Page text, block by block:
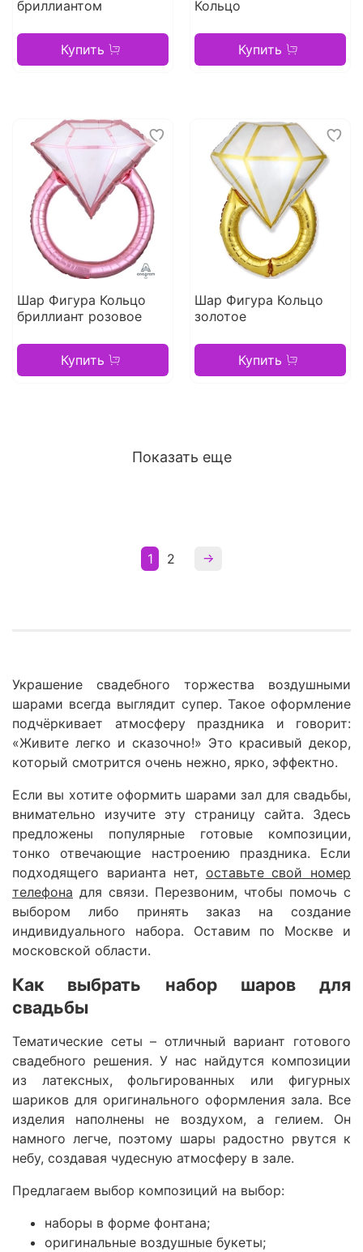
бриллиантом
Купить
Кольцо
Купить
Шар Фигура Кольцо
бриллиант розовое
Купить
Шар Фигура Кольцо
золотое
Купить
Показать еще
1 2
Украшение свадебного торжества воздушными
шарами всегда выглядит супер. Такое оформление
подчёркивает атмосферу праздника и говорит:
«Живите легко и сказочно!» Это красивый декор,
который смотрится очень нежно, ярко, эффектно.
Если вы хотите оформить шарами зал для свадьбы,
внимательно изучите эту страницу сайта. Здесь
предложены популярные готовые композиции,
тонко отвечающие настроению праздника. Если
подходящего варианта нет, оставьте свой номер
телефона для связи. Перезвоним, чтобы помочь с
выбором либо принять заказ на создание
индивидуального набора. Оставим по Москве и
московской области.
Как выбрать набор шаров для
свадьбы
Тематические сеты – отличный вариант готового
свадебного решения. У нас найдутся композиции
из латексных, фольгированных или фигурных
шариков для оригинального оформления зала. Все
изделия наполнены не воздухом, а гелием. Он
намного легче, поэтому шары радостно рвутся к
небу, создавая чудесную атмосферу в зале.
Предлагаем выбор композиций на выбор:
наборы в форме фонтана;
оригинальные воздушные букеты;